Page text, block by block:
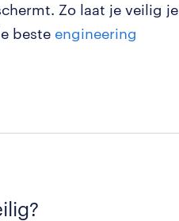
Zo laat je veilig je
beste engineering